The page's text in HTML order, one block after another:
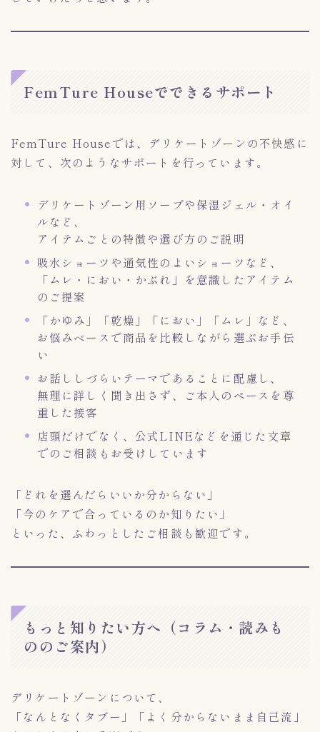
FemTure Houseでできるサポート
FemTure Houseでは、デリケートゾーンの不快感に
対して、次のようなサポートを行っています。
デリケートゾーン用ソープや保湿ジェル・オイ
ルなど、
アイテムごとの特徴や選び方のご説明
吸水ショーツや通気性のよいショーツなど、
「ムレ・におい・かぶれ」を意識したアイテム
のご提案
「かゆみ」「乾燥」「におい」「ムレ」など、
お悩みベースで商品を比較しながら選ぶお手伝
い
お話ししづらいテーマであることに配慮し、
無理に詳しく聞き出さず、ご本人のペースを尊
重した接客
店頭だけでなく、公式LINEなどを通じた文章
でのご相談もお受けしています
「どれを選んだらいいか分からない」
「今のケアで合っているのか知りたい」
といった、ふわっとしたご相談も歓迎です。
もっと知りたい方へ（コラム・読みも
ののご案内）
デリケートゾーンについて、
「なんとなくタブー」「よく分からないまま自己流」